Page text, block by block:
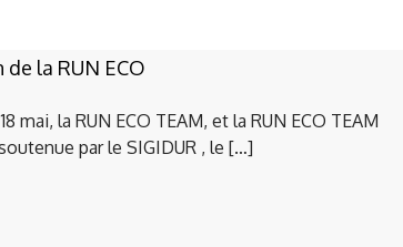
la RUN ECO
mai, la RUN ECO TEAM, et la RUN ECO TEAM
par le SIGIDUR , le […]